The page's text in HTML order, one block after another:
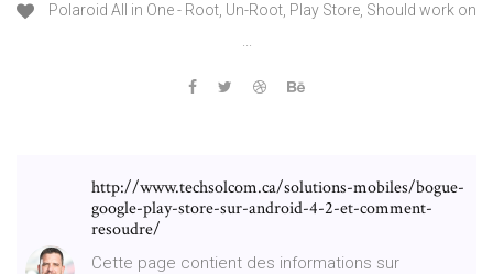
Polaroid All in One - Root, Un-Root, Play Store, Should work on
http://www.techsolcom.ca/solutions-mobiles/bogue-
google-play-store-sur-android-4-2-et-comment-
resoudre/
Cette page contient des informations sur